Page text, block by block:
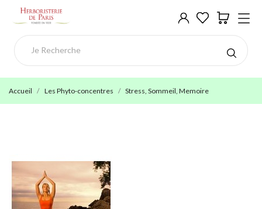
Accueil Les Phyto-concentres Stress, Sommeil, Memoire